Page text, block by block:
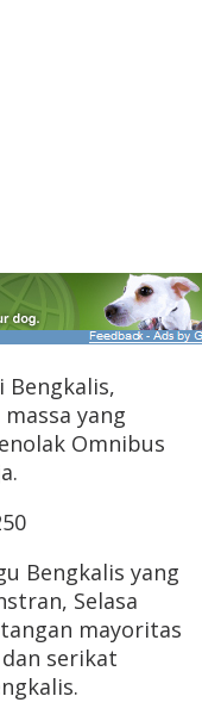
Bengkalis,
yang
Omnibus
Bengkalis yang
Selasa
mayoritas
serikat